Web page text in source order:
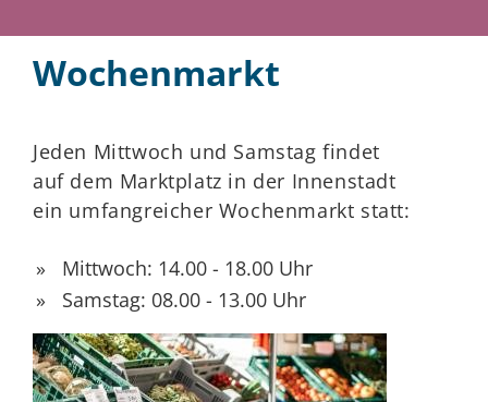
Wochenmarkt
Jeden Mittwoch und Samstag findet
auf dem Marktplatz in der Innenstadt
ein umfangreicher Wochenmarkt statt:
Mittwoch: 14.00 - 18.00 Uhr
Samstag: 08.00 - 13.00 Uhr